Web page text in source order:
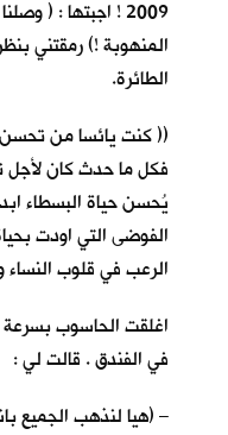
2009 ! اجبتها : (
المنهوبة !) رمقتني
الطائرة.
(( كنت يائسا من تحسن
فكل ما حدث كان لأجل
يُحسن حياة البسطاء
الفوضى التي اودت
الرعب في قلوب
اغلقت الحاسوب
في الفندق . قالت لي :
– (هيا لنذهب الجميع